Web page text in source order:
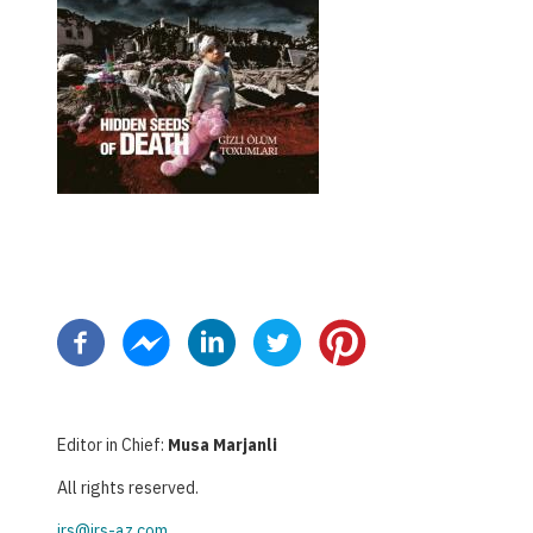
Editor in Chief: Musa Marjanli
All rights reserved.